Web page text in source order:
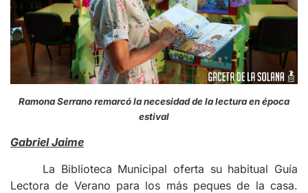
Ramona Serrano remarcó la necesidad de la lectura en época
estival
Gabriel Jaime
La Biblioteca Municipal oferta su habitual Guía
Lectora de Verano para los más peques de la casa.